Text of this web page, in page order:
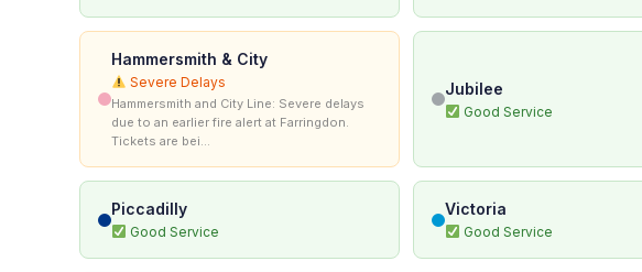
Hammersmith & City
Severe Delays
Hammersmith and City Line: Severe delays
due to an earlier fire alert at Farringdon.
Tickets are bei...
Jubilee
Good Service
Piccadilly
Good Service
Victoria
Good Service